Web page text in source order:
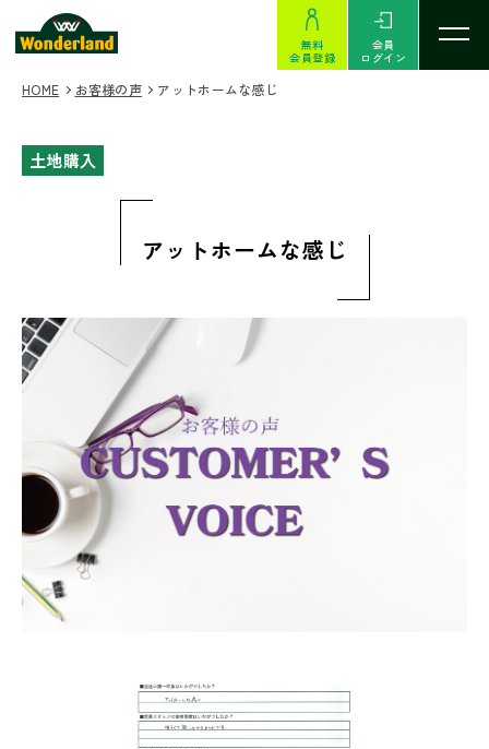
無料
会員登録
会員
ログイン
HOME お客様の声 アットホームな感じ
土地購入
アットホームな感じ